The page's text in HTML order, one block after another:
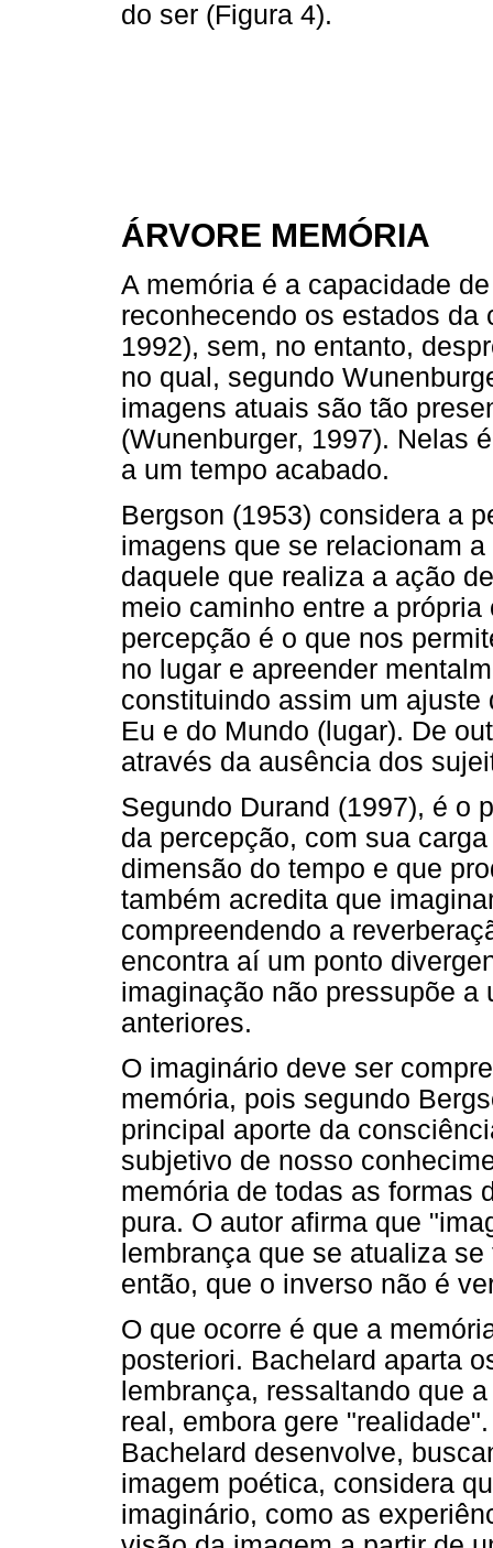
do ser (Figura 4).
ÁRVORE MEMÓRIA
A memória é a capacidade
reconhecendo os estados
1992), sem, no entanto,
no qual, segundo
imagens atuais são tão
(Wunenburger, 1997). Nelas
a um tempo acabado.
Bergson (1953) considera a
imagens que se relacionam
daquele que realiza a ação
meio caminho entre a
percepção é o que nos
no lugar e apreender
constituindo assim um
Eu e do Mundo (lugar). De
através da ausência dos
Segundo Durand (1997), é o
da percepção, com sua
dimensão do tempo e que
também acredita que
compreendendo a
encontra aí um ponto
imaginação não pressupõe
anteriores.
O imaginário deve ser
memória, pois segundo
principal aporte da
subjetivo de nosso
memória de todas as formas
pura. O autor afirma que
lembrança que se atualiza
então, que o inverso não é
O que ocorre é que a
posteriori. Bachelard aparta
lembrança, ressaltando que
real, embora gere
Bachelard desenvolve,
imagem poética, considera
imaginário, como as